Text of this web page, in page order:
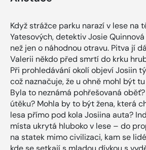
Když strážce parku narazí v lese na
Yatesových, detektiv Josie
než jen o náhodnou otravu. Pitva jí
Valerii někdo před smrtí do krku
Při prohledávání okolí objeví Josiin
což naznačuje, že u ohně mohl být
Byla to neznámá pohřešovaná
útěku? Mohla by to být žena, která
lesa přímo pod kola Josiina auta?
místa ukrytá hluboko v lese – do
na statek mimo civilizaci, kam se